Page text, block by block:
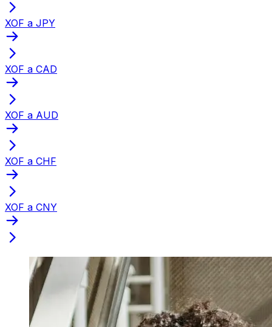
XOF a JPY
XOF a CAD
XOF a AUD
XOF a CHF
XOF a CNY